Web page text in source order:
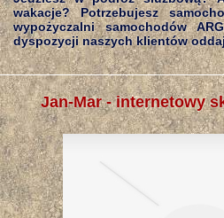
wakacje? Potrzebujesz
wypożyczalni samochodów
dyspozycji naszych klientów
Jan-Mar - internetowy